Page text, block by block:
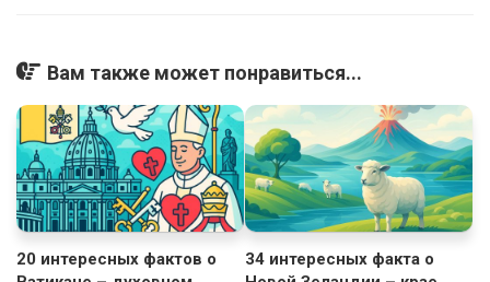
Вам также может понравиться...
20 интересных фактов о
34 интересных факта о